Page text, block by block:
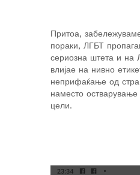
Притоа,
пораки, ЛГБТ
сериозна штета и на
влијае на нивно
неприфаќање од
наместо
цели.